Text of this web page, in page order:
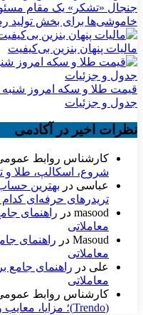
جنجال «تشکر» یک مقام
خاموشی‌ها برای بخش
مالیات پنهان بنزین بی‌کیفیت
جدول و جزئیات
نظرات اخیر در آکادمی
کارشناس روابط
شروع، اسکالپ، طلا و
عباسی در بهترین
تریدرهای حرفه‌ای
masood در راهنمای
معاملاتی
Masoud در راهنمای
معاملاتی
علی در راهنمای جامع
معاملاتی
کارشناس روابط
(Trendo)؛ مزایا، معایب و نظرات واقعی کاربران